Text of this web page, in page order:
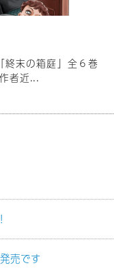
末の箱庭」全６巻
者近...
売です